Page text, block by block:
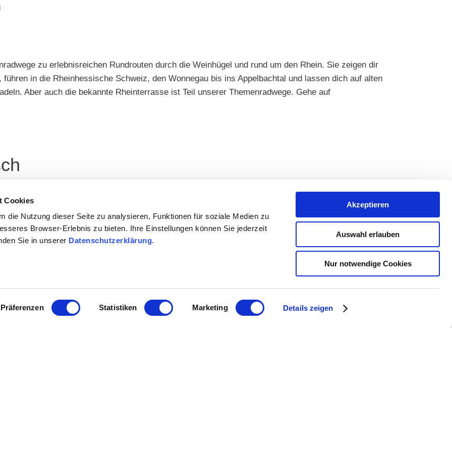
Cookies
die Nutzung dieser Seite zu analysieren, Funktionen für soziale Medien zu
Browser-Erlebnis zu bieten. Ihre Einstellungen können Sie jederzeit
Sie in unserer Datenschutzerklärung.
Präferenzen Statistiken Marketing Details zeigen
Akzeptieren
Auswahl erlauben
Nur notwendige Cookies
zu erlebnisreichen Rundrouten durch die Weinhügel und rund um den Rhein. Sie zeigen dir
in die Rheinhessische Schweiz, den Wonnegau bis ins Appelbachtal und lassen dich auf alten
Aber auch die bekannte Rheinterrasse ist Teil unserer Themenradwege. Gehe auf
mehr erfahren
Rheinterrassenroute
Einen Einblick in gemütliche
rheinhessische Weindörfer
Amiche (Rundtour)
Eine einfache Rundfahrt vom Rhein
mehr erfahren